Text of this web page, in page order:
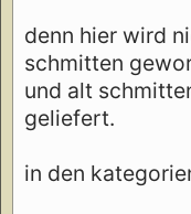
denn hier wird
schmitten
und alt
geliefert.
in den